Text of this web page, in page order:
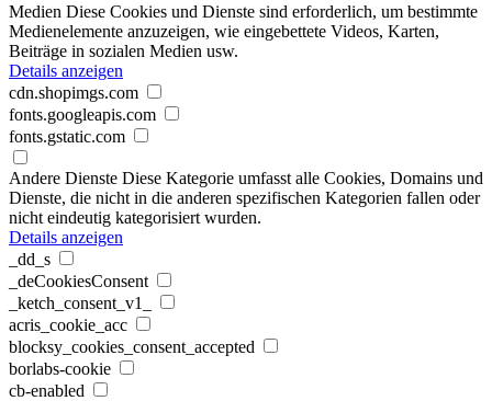
Medien Diese Cookies und Dienste sind erforderlich, um bestimmte
Medienelemente anzuzeigen, wie eingebettete Videos, Karten,
Beiträge in sozialen Medien usw.
Details anzeigen
cdn.shopimgs.com
fonts.googleapis.com
fonts.gstatic.com
Andere Dienste Diese Kategorie umfasst alle Cookies, Domains und
Dienste, die nicht in die anderen spezifischen Kategorien fallen oder
nicht eindeutig kategorisiert wurden.
Details anzeigen
_dd_s
_deCookiesConsent
_ketch_consent_v1_
acris_cookie_acc
blocksy_cookies_consent_accepted
borlabs-cookie
cb-enabled